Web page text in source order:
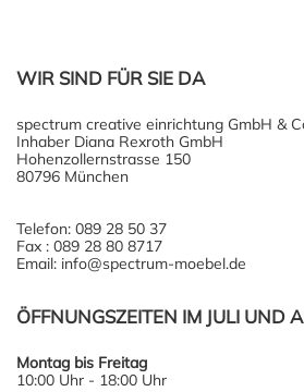
WIR SIND FÜR SIE DA
spectrum creative einrichtung GmbH &
Inhaber Diana Rexroth GmbH
Hohenzollernstrasse 150
80796 München
Telefon: 089 28 50 37
Fax : 089 28 80 8717
Email: info@spectrum-moebel.de
ÖFFNUNGSZEITEN IM JULI UND
Montag bis Freitag
10:00 Uhr - 18:00 Uhr